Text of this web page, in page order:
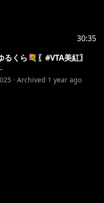
30:35
くら💐〖#VTA美紅〗
· Archived 1 year ago